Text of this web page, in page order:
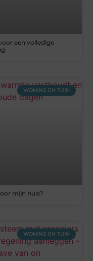
een volledige
WONING EN TUIN
mijn huis?
WONING EN TUIN